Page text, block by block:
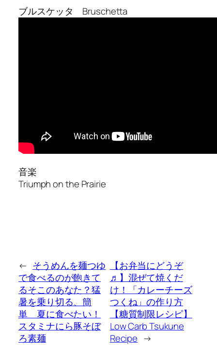
ブルスケッタ Bruschetta
音楽
Triumph on the Prairie
← そうめんを麺つゆ
で食べるのが飽きて
るそこのあなた？猛
暑を乗り切る、簡
単 夏に食べたい！
スタミナにら豚そぼ
ろ素麺
【お弁当にどうぞ
♬】混ぜて焼くだ
け！「カレーチーズ
つくね」の作り方
【糖質制限レシピ】
Low Carb Tsukune
Recipe →